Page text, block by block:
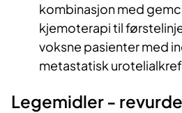
kombinasjon med
kjemoterapi til
voksne pasienter med
metastatisk
Legemidler -